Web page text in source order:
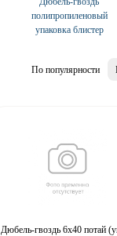
полипропиленовый
упаковка блистер
По популярности
Дюбель-гвоздь 6x40 потай